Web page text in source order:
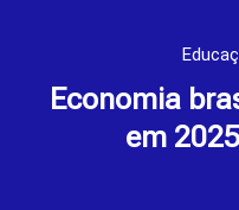
Economia
em